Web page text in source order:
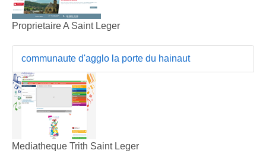
Proprietaire A Saint Leger
communaute d'agglo la porte du hainaut
Mediatheque Trith Saint Leger